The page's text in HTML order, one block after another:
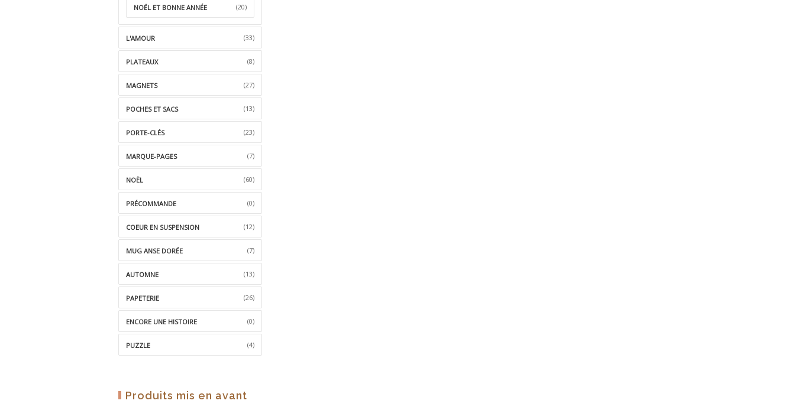
NOËL ET BONNE ANNÉE (20)
L'AMOUR (33)
PLATEAUX (8)
MAGNETS (27)
POCHES ET SACS (13)
PORTE-CLÉS (23)
MARQUE-PAGES (7)
NOËL (60)
PRÉCOMMANDE (0)
COEUR EN SUSPENSION (12)
MUG ANSE DORÉE (7)
AUTOMNE (13)
PAPETERIE (26)
ENCORE UNE HISTOIRE (0)
PUZZLE (4)
Produits mis en avant